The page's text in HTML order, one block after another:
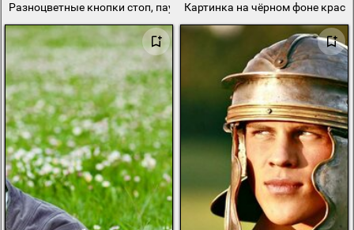
Разноцветные кнопки стоп, пауза и плей на черном фоне
Картинка на чёрном фоне